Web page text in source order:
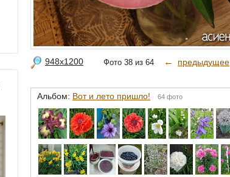
948x1200 Фото 38 из 64 ← предыдущее
Альбом: Вот и лето пришло! 64 фото